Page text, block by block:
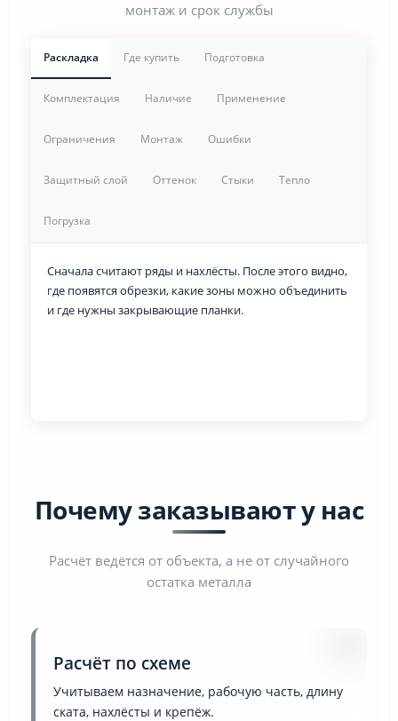
монтаж и срок службы
Раскладка Где купить Подготовка
Комплектация Наличие Применение
Ограничения Монтаж Ошибки
Защитный слой Оттенок Стыки Тепло
Погрузка
Сначала считают ряды и нахлёсты. После этого видно,
где появятся обрезки, какие зоны можно объединить
и где нужны закрывающие планки.
Почему заказывают у нас
Расчёт ведётся от объекта, а не от случайного
остатка металла
Расчёт по схеме
Учитываем назначение, рабочую часть, длину
ската, нахлёсты и крепёж.